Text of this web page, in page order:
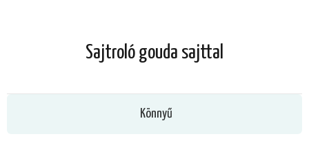
Sajtroló gouda sajttal
Könnyű